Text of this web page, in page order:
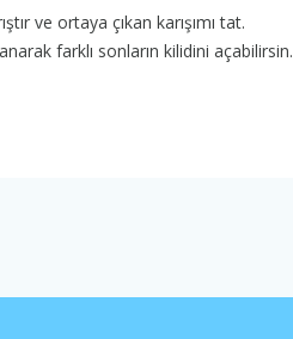
ve ortaya çıkan karışımı tat.
farklı sonların kilidini açabilirsin.